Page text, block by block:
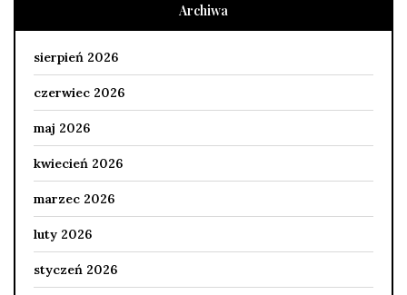
Archiwa
sierpień 2026
czerwiec 2026
maj 2026
kwiecień 2026
marzec 2026
luty 2026
styczeń 2026